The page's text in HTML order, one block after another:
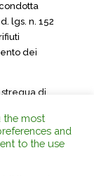
lgs. n. 152
dei
di
sistema
the most
and
to the use